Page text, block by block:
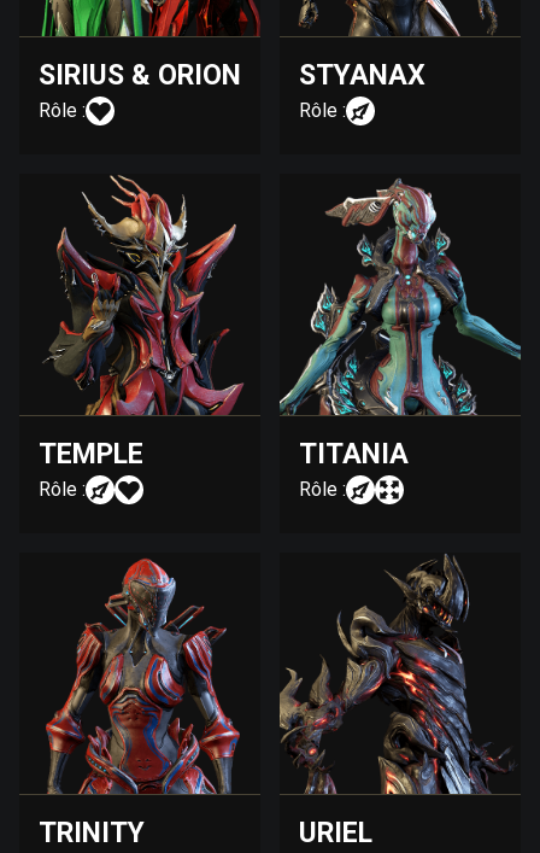
SIRIUS & ORION
Rôle :
STYANAX
Rôle :
TEMPLE
Rôle :
TITANIA
Rôle :
TRINITY URIEL